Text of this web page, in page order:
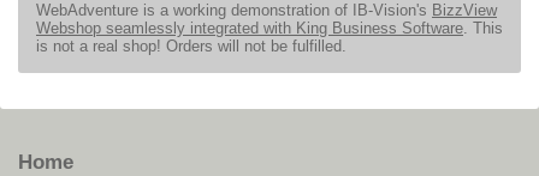
WebAdventure is a working demonstration of IB-Vision's BizzView
Webshop seamlessly integrated with King Business Software. This
is not a real shop! Orders will not be fulfilled.
Home